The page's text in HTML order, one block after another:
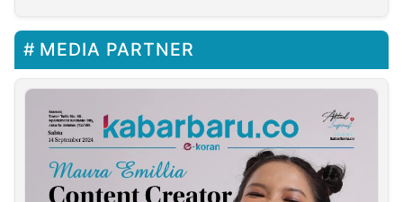
MEDIA PARTNER